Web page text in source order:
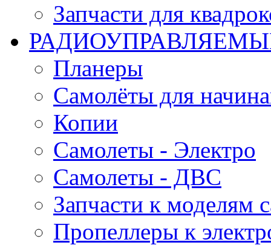
Запчасти для
Планеры
Самолёты для
Копии
Самолеты - Электро
Самолеты - ДВС
Запчасти к моделям
Пропеллеры к